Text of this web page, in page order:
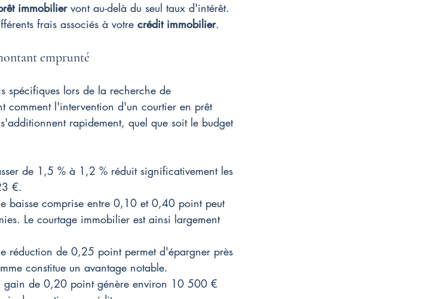
immobilier vont au-delà du seul taux d'intérêt.
frais associés à votre crédit immobilier.
emprunté
spécifiques lors de la recherche de
comment l'intervention d'un courtier en prêt
rapidement, quel que soit le budget
de 1,5 % à 1,2 % réduit significativement les
€.
baisse comprise entre 0,10 et 0,40 point peut
Le courtage immobilier est ainsi largement
réduction de 0,25 point permet d'épargner près
constitue un avantage notable.
de 0,20 point génère environ 10 500 €